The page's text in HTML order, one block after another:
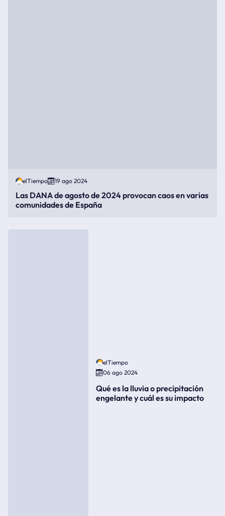
elTiempo 19 ago 2024
Las DANA de agosto de 2024 provocan caos en varias
comunidades de España
elTiempo
06 ago 2024
Qué es la lluvia o precipitación
engelante y cuál es su impacto